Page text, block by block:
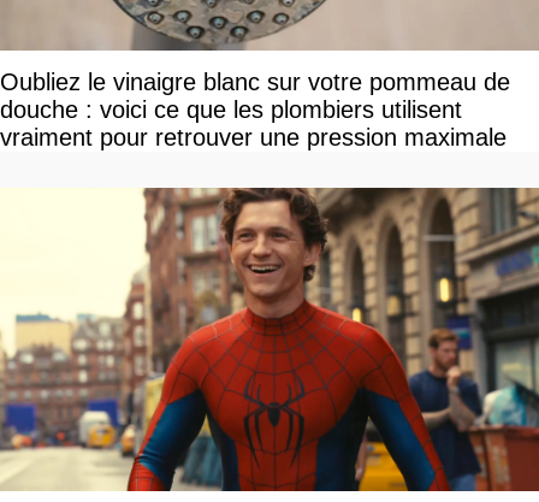
Oubliez le vinaigre blanc sur votre pommeau de
douche : voici ce que les plombiers utilisent
vraiment pour retrouver une pression maximale